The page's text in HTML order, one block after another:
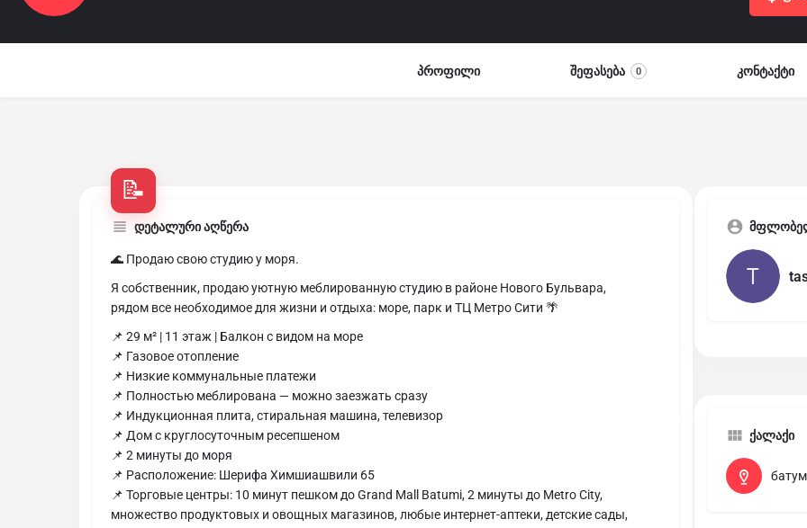
პროფილი შეფასება 0 კონტაქტი
დეტალური აღწერა
🌊 Продаю свою студию у моря.
Я собственник, продаю уютную меблированную студию в районе Нового Бульвара,
рядом все необходимое для жизни и отдыха: море, парк и ТЦ Метро Сити 🌴
📌 29 м² | 11 этаж | Балкон с видом на море
📌 Газовое отопление
📌 Низкие коммунальные платежи
📌 Полностью меблирована — можно заезжать сразу
📌 Индукционная плита, стиральная машина, телевизор
📌 Дом с круглосуточным ресепшеном
📌 2 минуты до моря
📌 Расположение: Шерифа Химшиашвили 65
📌 Торговые центры: 10 минут пешком до Grand Mall Batumi, 2 минуты до Metro City,
множество продуктовых и овощных магазинов, любые интернет-аптеки, детские сады,
ქალაქი